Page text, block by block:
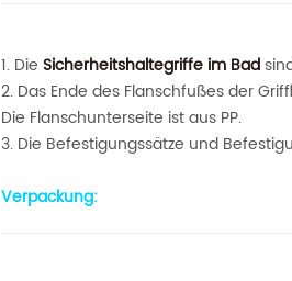
1. Die Sicherheitshaltegriffe im Bad
2. Das Ende des Flanschfußes der
Die Flanschunterseite ist aus PP.
3. Die Befestigungssätze und
Verpackung: